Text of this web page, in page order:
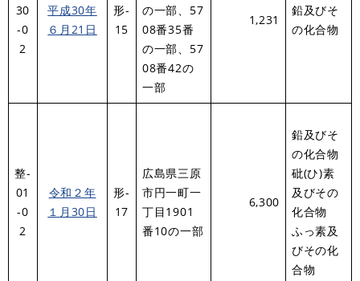
30
-0
2
平成30年
６月21日
形-
15
の一部、57
08番35番
の一部、57
08番42の
一部
1,231
鉛及びそ
の化合物
整-
01
-0
2
令和２年
１月30日
形-
17
広島県三原
市円一町一
丁目1901
番10の一部
6,300
鉛及びそ
の化合物
砒(ひ)素
及びその
化合物
ふっ素及
びその化
合物